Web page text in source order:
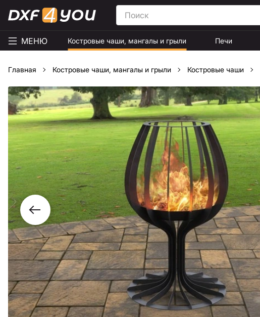
МЕНЮ Костровые чаши, мангалы и грыли Печи
Главная Костровые чаши, мангалы и грыли Костровые чаши